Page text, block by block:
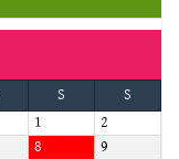
S
S
1
2
8
9